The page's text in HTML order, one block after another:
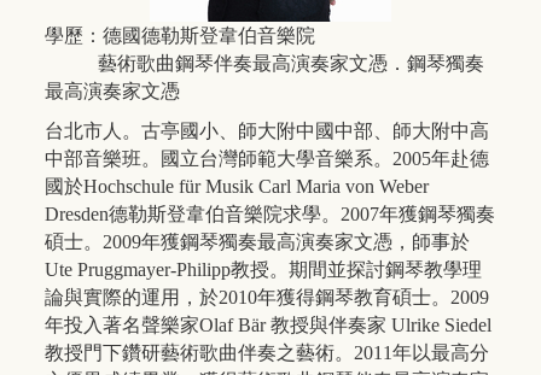
學歷：德國德勒斯登韋伯音樂院
藝術歌曲鋼琴伴奏最高演奏家文憑．鋼琴獨奏
最高演奏家文憑
台北市人。古亭國小、師大附中國中部、師大附中高
中部音樂班。國立台灣師範大學音樂系。2005年赴德
國於Hochschule für Musik Carl Maria von Weber
Dresden德勒斯登韋伯音樂院求學。2007年獲鋼琴獨奏
碩士。2009年獲鋼琴獨奏最高演奏家文憑，師事於
Ute Pruggmayer-Philipp教授。期間並探討鋼琴教學理
論與實際的運用，於2010年獲得鋼琴教育碩士。2009
年投入著名聲樂家Olaf Bär 教授與伴奏家 Ulrike Siedel
教授門下鑽研藝術歌曲伴奏之藝術。2011年以最高分